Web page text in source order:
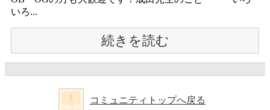
いろ...
続きを読む
コミュニティトップへ戻る